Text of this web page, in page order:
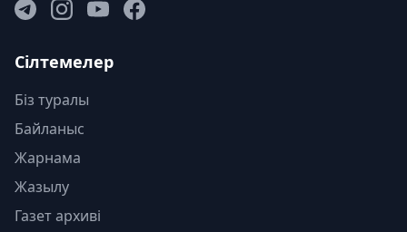
Сілтемелер
Біз туралы
Байланыс
Жарнама
Жазылу
Газет архиві